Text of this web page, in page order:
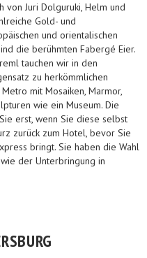
von Juri Dolguruki, Helm und
Gold- und
und orientalischen
die berühmten Fabergé Eier.
tauchen wir in den
zu herkömmlichen
mit Mosaiken, Marmor,
wie ein Museum. Die
erst, wenn Sie diese selbst
zurück zum Hotel, bevor Sie
bringt. Sie haben die Wahl
der Unterbringung in